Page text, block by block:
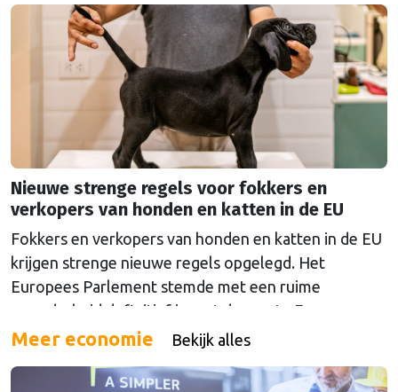
Nieuwe strenge regels voor fokkers en
verkopers van honden en katten in de EU
Fokkers en verkopers van honden en katten in de EU
krijgen strenge nieuwe regels opgelegd. Het
Europees Parlement stemde met een ruime
meerderheid definitief in met de eerste Europese
wet die het welzijn van huisdieren regelt. Handelaren
en voer te geven en hun verblijfplaats schoon te
Meer economie Bekijk alles